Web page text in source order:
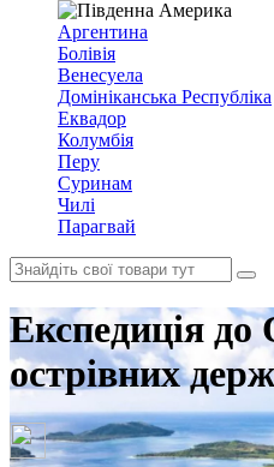
Аргентина
Болівія
Венесуела
Домініканська Республіка
Еквадор
Колумбія
Перу
Суринам
Чилі
Парагвай
Експедиція до
острівних